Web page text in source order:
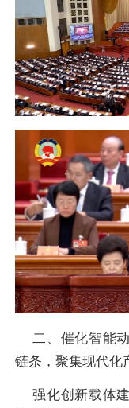
二、催化智能动
链条，聚集现代化
强化创新载体建